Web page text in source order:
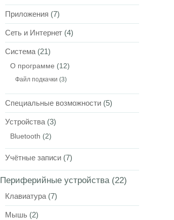
Приложения (7)
Сеть и Интернет (4)
Система (21)
О программе (12)
Файл подкачки (3)
Специальные возможности (5)
Устройства (3)
Bluetooth (2)
Учётные записи (7)
Периферийные устройства(22)
Клавиатура (7)
Мышь (2)